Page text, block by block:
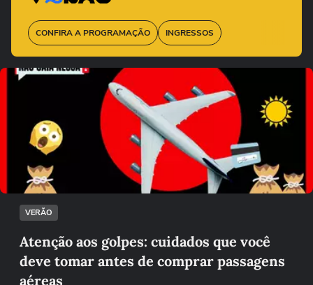
CONFIRA A PROGRAMAÇÃO INGRESSOS
Não foi possível reproduzir o vídeo
Tentar novamente
VERÃO
Atenção aos golpes: cuidados que você
deve tomar antes de comprar passagens
aéreas